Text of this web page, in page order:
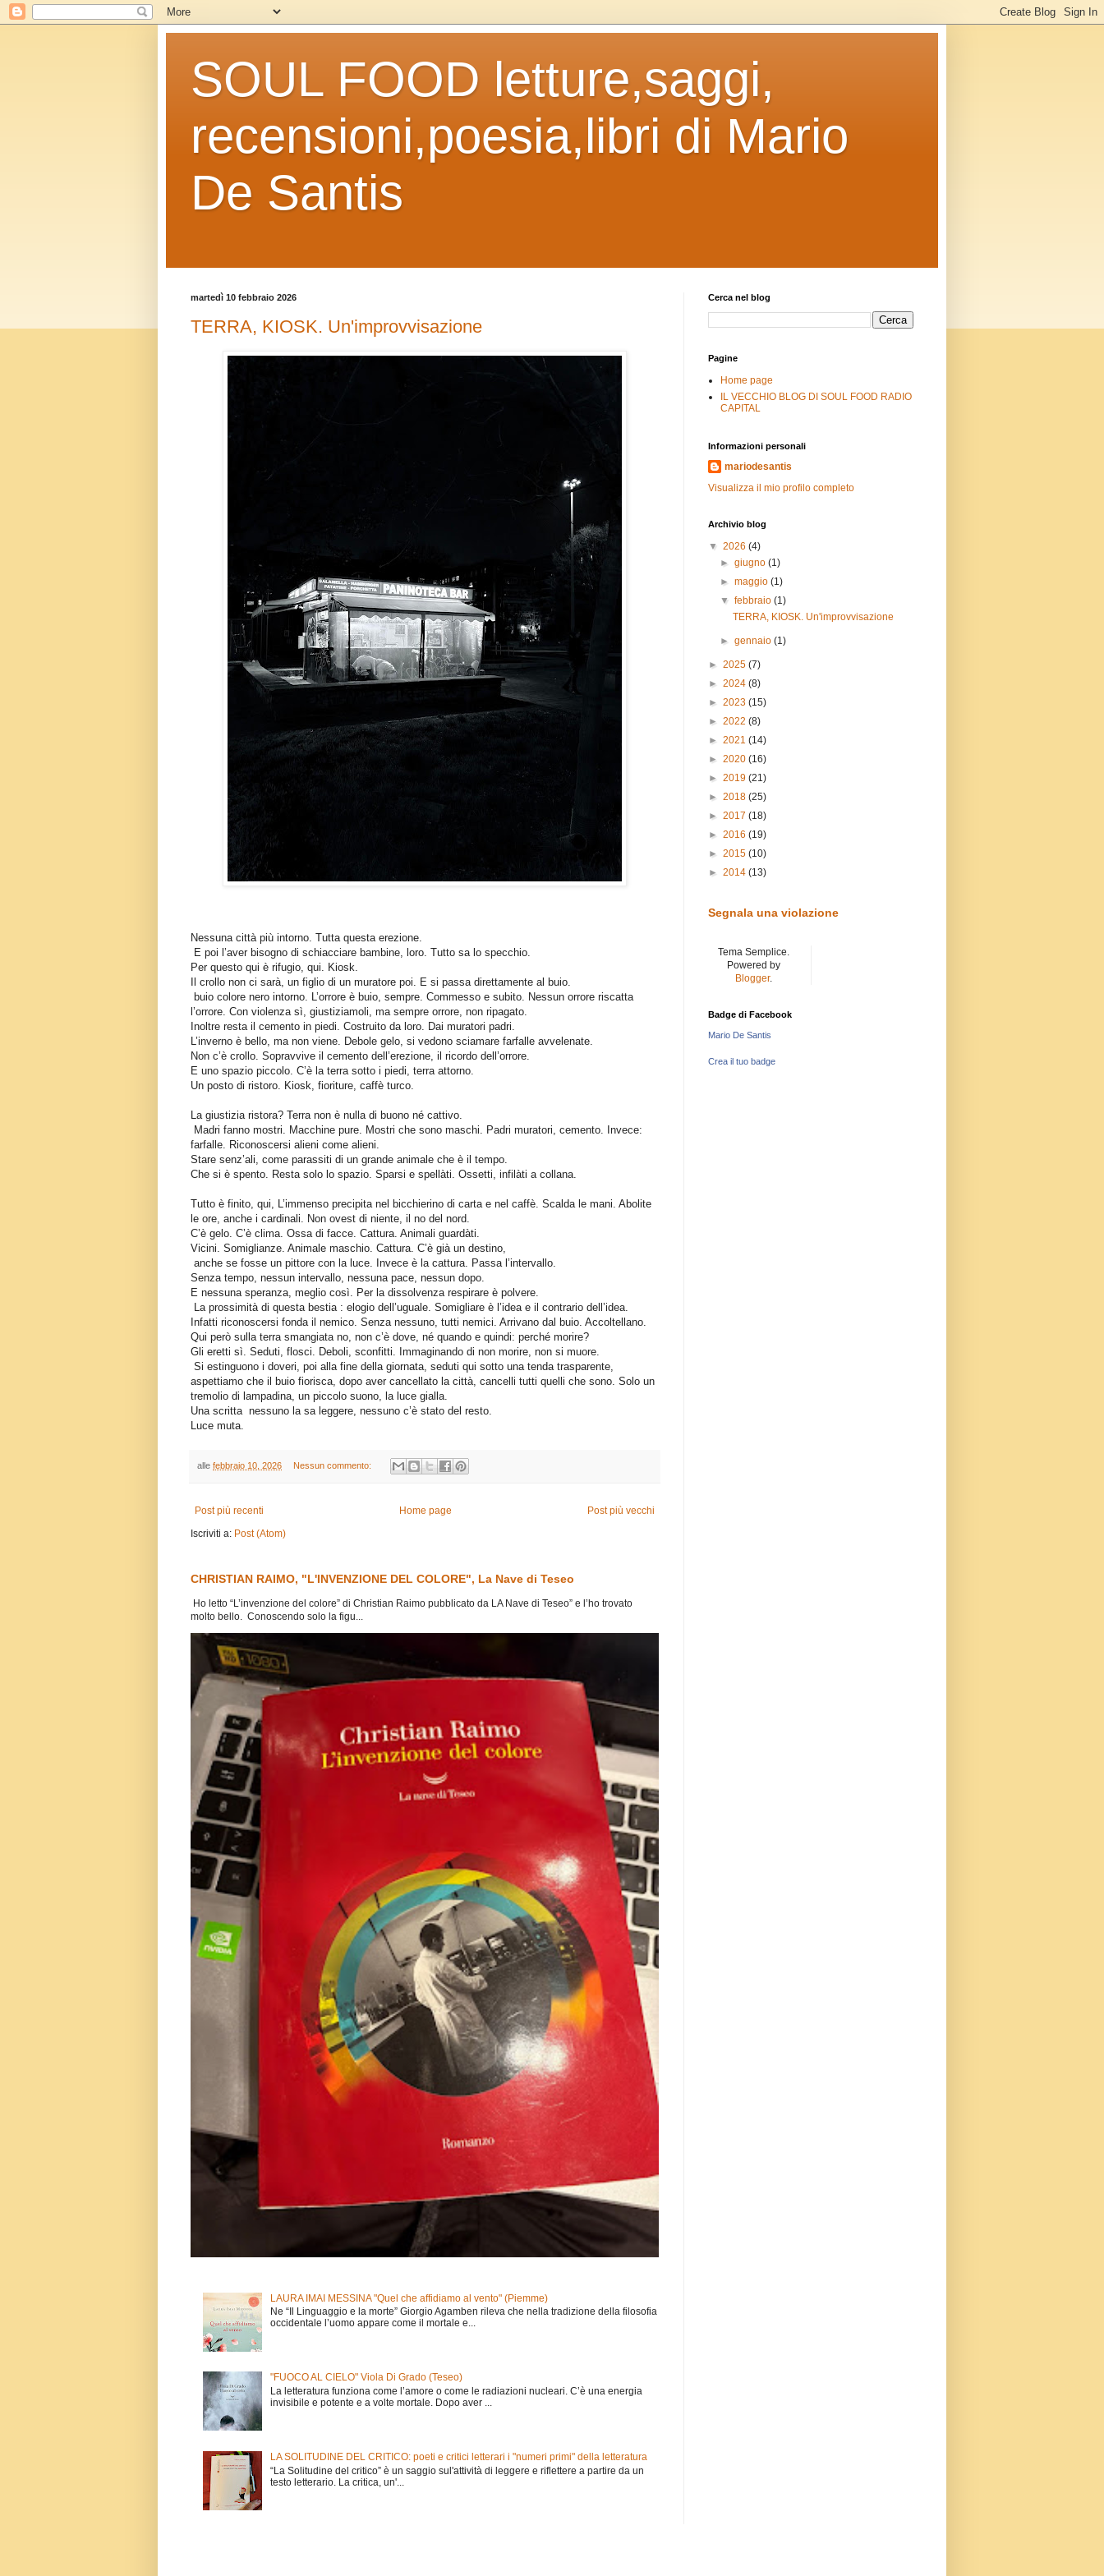
SOUL FOOD letture,saggi,
recensioni,poesia,libri di Mario
De Santis
martedì 10 febbraio 2026
TERRA, KIOSK. Un'improvvisazione
Nessuna città più intorno. Tutta questa erezione.
E poi l’aver bisogno di schiacciare bambine, loro. Tutto sa lo specchio.
Per questo qui è rifugio, qui. Kiosk.
Il crollo non ci sarà, un figlio di un muratore poi. E si passa direttamente al buio.
buio colore nero intorno. L’orrore è buio, sempre. Commesso e subito. Nessun orrore riscatta
l’orrore. Con violenza sì, giustiziamoli, ma sempre orrore, non ripagato.
Inoltre resta il cemento in piedi. Costruito da loro. Dai muratori padri.
L’inverno è bello, ma non viene. Debole gelo, si vedono sciamare farfalle avvelenate.
Non c’è crollo. Sopravvive il cemento dell’erezione, il ricordo dell’orrore.
E uno spazio piccolo. C’è la terra sotto i piedi, terra attorno.
Un posto di ristoro. Kiosk, fioriture, caffè turco.
La giustizia ristora? Terra non è nulla di buono né cattivo.
Madri fanno mostri. Macchine pure. Mostri che sono maschi. Padri muratori, cemento. Invece:
farfalle. Riconoscersi alieni come alieni.
Stare senz’ali, come parassiti di un grande animale che è il tempo.
Che si è spento. Resta solo lo spazio. Sparsi e spellàti. Ossetti, infilàti a collana.
Tutto è finito, qui, L’immenso precipita nel bicchierino di carta e nel caffè. Scalda le mani. Abolite
le ore, anche i cardinali. Non ovest di niente, il no del nord.
C’è gelo. C’è clima. Ossa di facce. Cattura. Animali guardàti.
Vicini. Somiglianze. Animale maschio. Cattura. C’è già un destino,
anche se fosse un pittore con la luce. Invece è la cattura. Passa l’intervallo.
Senza tempo, nessun intervallo, nessuna pace, nessun dopo.
E nessuna speranza, meglio così. Per la dissolvenza respirare è polvere.
La prossimità di questa bestia : elogio dell’uguale. Somigliare è l’idea e il contrario dell’idea.
Infatti riconoscersi fonda il nemico. Senza nessuno, tutti nemici. Arrivano dal buio. Accoltellano.
Qui però sulla terra smangiata no, non c’è dove, né quando e quindi: perché morire?
Gli eretti sì. Seduti, flosci. Deboli, sconfitti. Immaginando di non morire, non si muore.
Si estinguono i doveri, poi alla fine della giornata, seduti qui sotto una tenda trasparente,
aspettiamo che il buio fiorisca, dopo aver cancellato la città, cancelli tutti quelli che sono. Solo un
tremolio di lampadina, un piccolo suono, la luce gialla.
Una scritta nessuno la sa leggere, nessuno c’è stato del resto.
Luce muta.
alle febbraio 10, 2026 Nessun commento:
Post più recenti Post più vecchi
Home page
Iscriviti a: Post (Atom)
CHRISTIAN RAIMO, "L'INVENZIONE DEL COLORE", La Nave di Teseo
Ho letto “L’invenzione del colore” di Christian Raimo pubblicato da LA Nave di Teseo” e l’ho trovato
molto bello. Conoscendo solo la figu...
LAURA IMAI MESSINA "Quel che affidiamo al vento" (Piemme)
Ne “Il Linguaggio e la morte” Giorgio Agamben rileva che nella tradizione della filosofia
occidentale l’uomo appare come il mortale e...
"FUOCO AL CIELO" Viola Di Grado (Teseo)
La letteratura funziona come l’amore o come le radiazioni nucleari. C’è una energia
invisibile e potente e a volte mortale. Dopo aver ...
LA SOLITUDINE DEL CRITICO: poeti e critici letterari i "numeri primi" della letteratura
“La Solitudine del critico” è un saggio sul'attività di leggere e riflettere a partire da un
testo letterario. La critica, un'...
Cerca nel blog
Pagine
Home page
IL VECCHIO BLOG DI SOUL FOOD RADIO
CAPITAL
Informazioni personali
mariodesantis
Visualizza il mio profilo completo
Archivio blog
▼ 2026 (4)
►giugno(1)
►maggio(1)
▼febbraio(1)
TERRA, KIOSK. Un'improvvisazione
►gennaio(1)
► 2025 (7)
► 2024 (8)
► 2023 (15)
► 2022 (8)
► 2021 (14)
► 2020 (16)
► 2019 (21)
► 2018 (25)
► 2017 (18)
► 2016 (19)
► 2015 (10)
► 2014 (13)
Segnala una violazione
Tema Semplice.
Powered by
Blogger.
Badge di Facebook
Mario De Santis
Crea il tuo badge